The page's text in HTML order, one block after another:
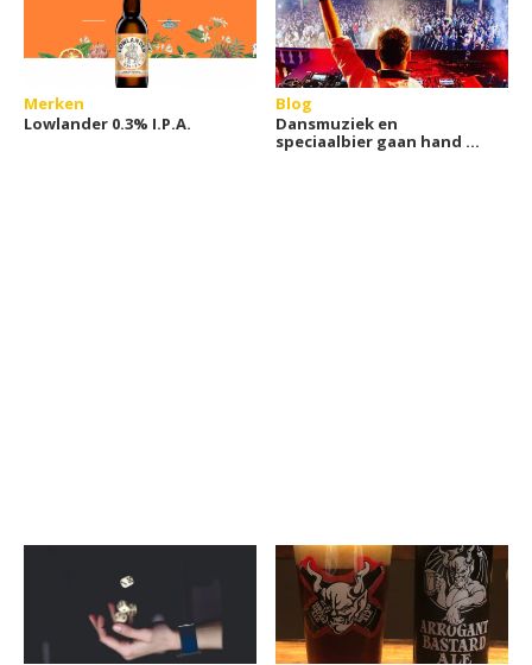
Merken
Lowlander 0.3% I.P.A.
Blog
Dansmuziek en
speciaalbier gaan hand in